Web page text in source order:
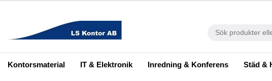
Kontorsmaterial IT & Elektronik Inredning & Konferens Städ &